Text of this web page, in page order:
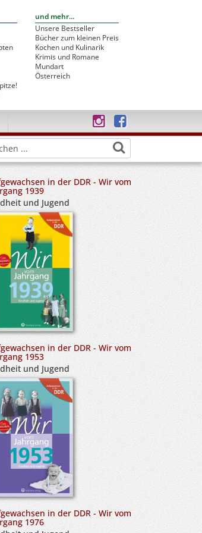
und mehr...
Unsere Bestseller
Bücher zum kleinen Preis
Kochen und Kulinarik
Krimis und Romane
Mundart
Österreich
in der DDR - Wir vom
1939
und Jugend
in der DDR - Wir vom
1953
und Jugend
in der DDR - Wir vom
1976